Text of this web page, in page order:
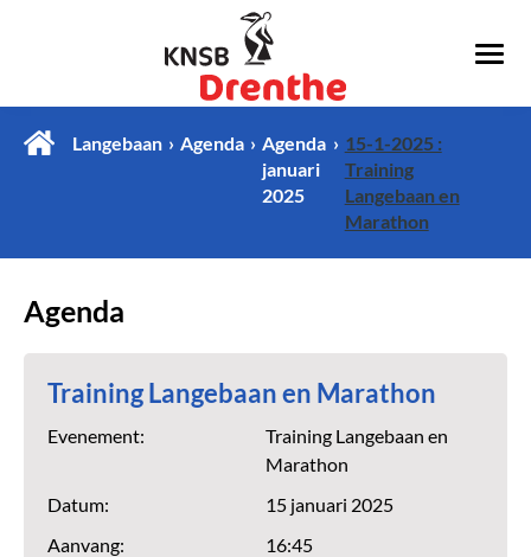
Langebaan Agenda
Agenda
januari
2025
15-1-2025 :
Training
Langebaan en
Marathon
Agenda
Training Langebaan en Marathon
Evenement:
Training Langebaan en
Marathon
Datum:
15 januari 2025
Aanvang:
16:45